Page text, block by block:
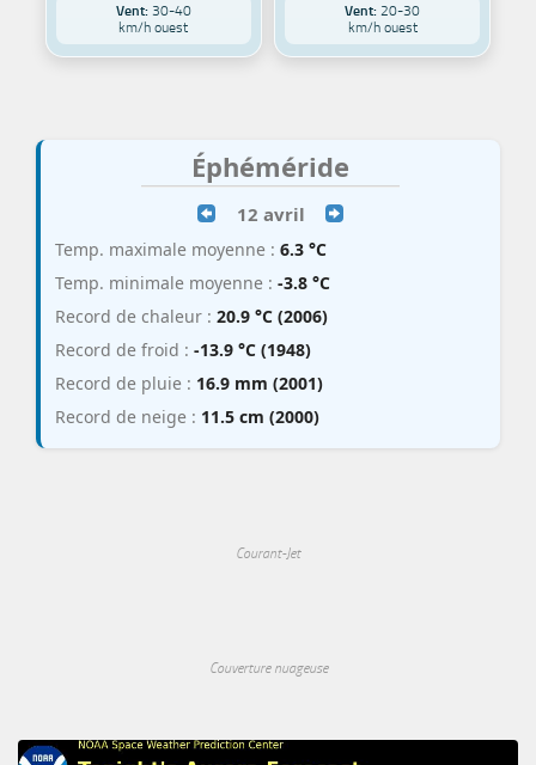
Vent:30-40
km/h ouest
Vent: 20-30
km/h ouest
Éphéméride
12 avril
Temp. maximale moyenne : 6.3 °C
Temp. minimale moyenne : -3.8 °C
Record de chaleur : 20.9 °C (2006)
Record de froid : -13.9 °C (1948)
Record de pluie : 16.9 mm (2001)
Record de neige : 11.5 cm (2000)
Courant-Jet
Couverture nuageuse